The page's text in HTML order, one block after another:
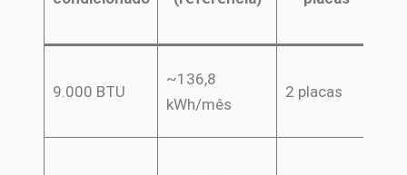
9.000 BTU
~136,8
kWh/mês
2 placas